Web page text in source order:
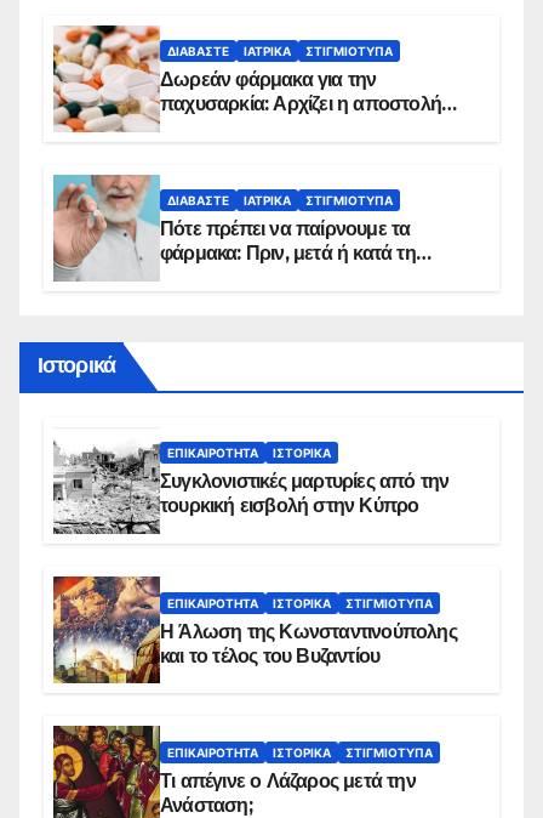
ΔΙΑΒΆΣΤΕ ΙΑΤΡΙΚΆ ΣΤΙΓΜΙΌΤΥΠΑ
Δωρεάν φάρμακα για την
παχυσαρκία: Αρχίζει η αποστολή
ΔΙΑΒΆΣΤΕ ΙΑΤΡΙΚΆ ΣΤΙΓΜΙΌΤΥΠΑ
Πότε πρέπει να παίρνουμε τα
φάρμακα: Πριν, μετά ή κατά τη
Ιστορικά
ΕΠΙΚΑΙΡΌΤΗΤΑ ΙΣΤΟΡΙΚΆ
Συγκλονιστικές μαρτυρίες από την
τουρκική εισβολή στην Κύπρο
ΕΠΙΚΑΙΡΌΤΗΤΑ ΙΣΤΟΡΙΚΆ ΣΤΙΓΜΙΌΤΥΠΑ
Η Άλωση της Κωνσταντινούπολης
και το τέλος του Βυζαντίου
ΕΠΙΚΑΙΡΌΤΗΤΑ ΙΣΤΟΡΙΚΆ ΣΤΙΓΜΙΌΤΥΠΑ
Τι απέγινε ο Λάζαρος μετά την
Ανάσταση;